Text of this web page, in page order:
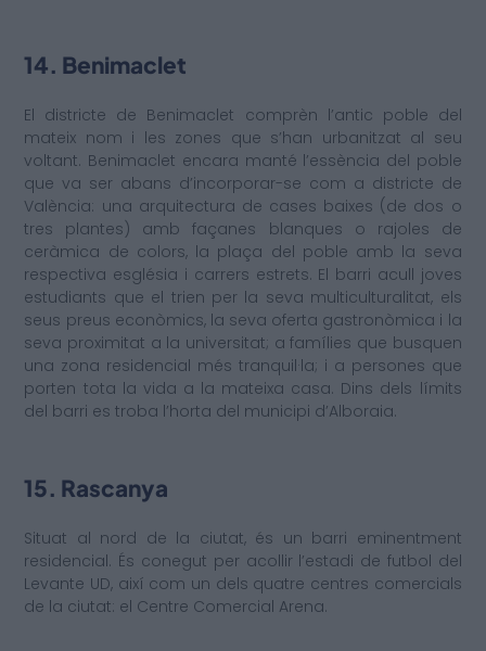
14. Benimaclet
El districte de Benimaclet comprèn l’antic poble del
mateix nom i les zones que s’han urbanitzat al seu
voltant. Benimaclet encara manté l’essència del poble
que va ser abans d’incorporar-se com a districte de
València: una arquitectura de cases baixes (de dos o
tres plantes) amb façanes blanques o rajoles de
ceràmica de colors, la plaça del poble amb la seva
respectiva església i carrers estrets. El barri acull joves
estudiants que el trien per la seva multiculturalitat, els
seus preus econòmics, la seva oferta gastronòmica i la
seva proximitat a la universitat; a famílies que busquen
una zona residencial més tranquil·la; i a persones que
porten tota la vida a la mateixa casa. Dins dels límits
del barri es troba l’horta del municipi d’Alboraia.
15. Rascanya
Situat al nord de la ciutat, és un barri eminentment
residencial. És conegut per acollir l’estadi de futbol del
Levante UD, així com un dels quatre centres comercials
de la ciutat: el Centre Comercial Arena.